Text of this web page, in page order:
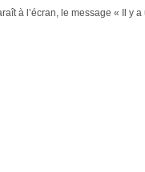
à l’écran, le message « Il y